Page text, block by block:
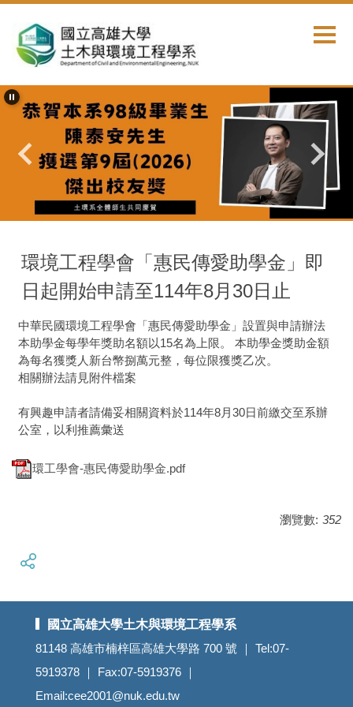
到
主
內
容
首頁 獎學金公告
環境工程學會「惠民傳愛助學金」即
日起開始申請至114年8月30日止
中華民國環境工程學會「惠民傳愛助學金」設置與申請辦法
本助學金每學年獎助名額以15名為上限。 本助學金獎助金額
為每名獲獎人新台幣捌萬元整，每位限獲獎乙次。
相關辦法請見附件檔案
有興趣申請者請備妥相關資料於114年8月30日前繳交至系辦
公室，以利推薦彙送
環工學會-惠民傳愛助學金.pdf
瀏覽數: 352
國立高雄大學土木與環境工程學系
81148 高雄市楠梓區高雄大學路 700 號 ｜ Tel:07-
5919378 ｜ Fax:07-5919376 ｜
Email:cee2001@nuk.edu.tw